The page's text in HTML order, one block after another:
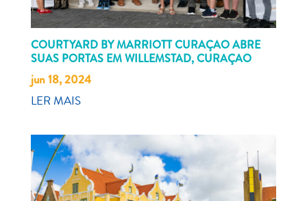
COURTYARD BY MARRIOTT CURAÇAO ABRE
SUAS PORTAS EM WILLEMSTAD, CURAÇAO
jun 18, 2024
LER MAIS